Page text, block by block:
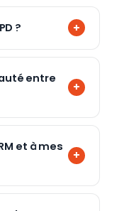
?
entre
et à mes